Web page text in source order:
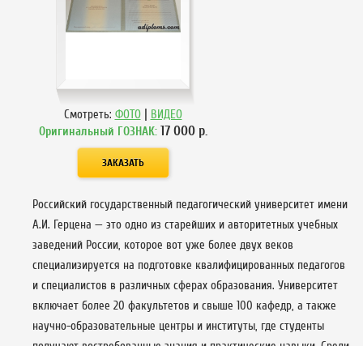
Смотреть: ФОТО | ВИДЕО
Оригинальный ГОЗНАК: 17 000р.
Российский государственный педагогический университет имени
А.И. Герцена — это одно из старейших и авторитетных учебных
заведений России, которое вот уже более двух веков
специализируется на подготовке квалифицированных педагогов
и специалистов в различных сферах образования. Университет
включает более 20 факультетов и свыше 100 кафедр, а также
научно-образовательные центры и институты, где студенты